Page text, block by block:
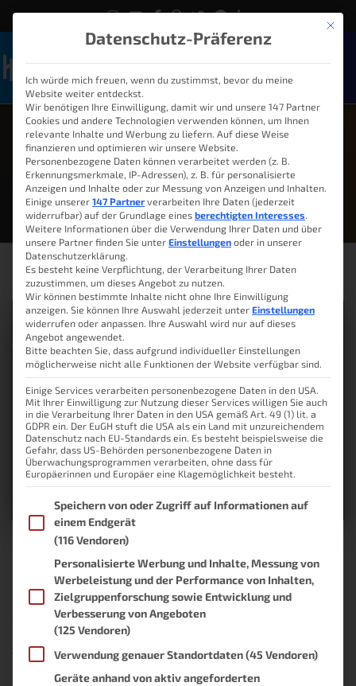
Juni 18, 2022
iPad als Computerersatz?
Funktioniert das?
Apple verleiht dem iPad den Notebook-Status. Doch für wen eignet
sich das iPad als Computerersatz?
Lukas Knöller, vor4 Jahren
Mit
Datenschutz-Präferenz
Ich würde mich freuen, wenn du zustimmst, bevor du meine
Website weiter entdeckst.
Wir benötigen Ihre Einwilligung, damit wir und unsere 147 Partner
Cookies und andere Technologien verwenden können, um Ihnen
relevante Inhalte und Werbung zu liefern. Auf diese Weise
finanzieren und optimieren wir unsere Website.
Personenbezogene Daten können verarbeitet werden (z. B.
Erkennungsmerkmale, IP-Adressen), z. B. für personalisierte
Anzeigen und Inhalte oder zur Messung von Anzeigen und Inhalten.
Einige unserer 147 Partner verarbeiten Ihre Daten (jederzeit
widerrufbar) auf der Grundlage eines berechtigten Interesses.
Weitere Informationen über die Verwendung Ihrer Daten und über
unsere Partner finden Sie unter Einstellungen oder in unserer
Datenschutzerklärung.
Es besteht keine Verpflichtung, der Verarbeitung Ihrer Daten
zuzustimmen, um dieses Angebot zu nutzen.
Wir können bestimmte Inhalte nicht ohne Ihre Einwilligung
anzeigen. Sie können Ihre Auswahl jederzeit unter Einstellungen
widerrufen oder anpassen. Ihre Auswahl wird nur auf dieses
Angebot angewendet.
Bitte beachten Sie, dass aufgrund individueller Einstellungen
möglicherweise nicht alle Funktionen der Website verfügbar sind.
Einige Services verarbeiten personenbezogene Daten in den USA.
Mit Ihrer Einwilligung zur Nutzung dieser Services willigen Sie auch
in die Verarbeitung Ihrer Daten in den USA gemäß Art. 49 (1) lit. a
GDPR ein. Der EuGH stuft die USA als ein Land mit unzureichendem
Datenschutz nach EU-Standards ein. Es besteht beispielsweise die
Gefahr, dass US-Behörden personenbezogene Daten in
Überwachungsprogrammen verarbeiten, ohne dass für
Europäerinnen und Europäer eine Klagemöglichkeit besteht.
Im Folgenden finden Sie eine Liste der Zwecke des IAB
Speichern von oder Zugriff auf Informationen auf
einem Endgerät
(116 Vendoren)
Personalisierte Werbung und Inhalte, Messung von
Werbeleistung und der Performance von Inhalten,
Zielgruppenforschung sowie Entwicklung und
Verbesserung von Angeboten
(125 Vendoren)
Verwendung genauer Standortdaten(45 Vendoren)
Geräte anhand von aktiv angeforderten